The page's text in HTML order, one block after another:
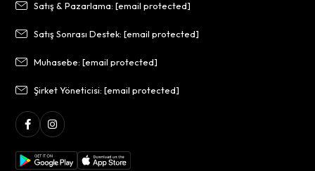
Satış & Pazarlama:[email protected]
Satış Sonrası Destek:[email protected]
Muhasebe:[email protected]
Şirket Yöneticisi:[email protected]